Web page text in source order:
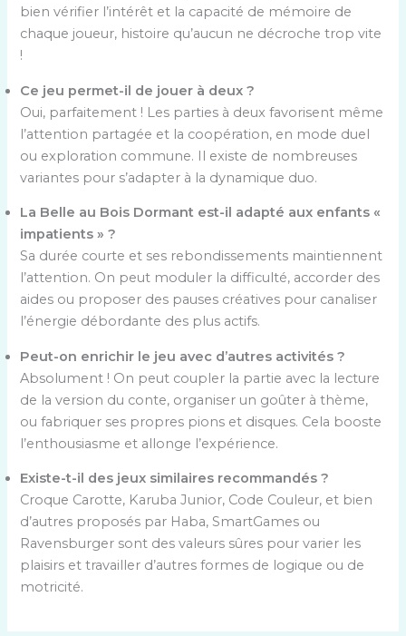
bien vérifier l’intérêt et la capacité de mémoire de
chaque joueur, histoire qu’aucun ne décroche trop vite
!
Ce jeu permet-il de jouer à deux ?
Oui, parfaitement ! Les parties à deux favorisent même
l’attention partagée et la coopération, en mode duel
ou exploration commune. Il existe de nombreuses
variantes pour s’adapter à la dynamique duo.
La Belle au Bois Dormant est-il adapté aux enfants «
impatients » ?
Sa durée courte et ses rebondissements maintiennent
l’attention. On peut moduler la difficulté, accorder des
aides ou proposer des pauses créatives pour canaliser
l’énergie débordante des plus actifs.
Peut-on enrichir le jeu avec d’autres activités ?
Absolument ! On peut coupler la partie avec la lecture
de la version du conte, organiser un goûter à thème,
ou fabriquer ses propres pions et disques. Cela booste
l’enthousiasme et allonge l’expérience.
Existe-t-il des jeux similaires recommandés ?
Croque Carotte, Karuba Junior, Code Couleur, et bien
d’autres proposés par Haba, SmartGames ou
Ravensburger sont des valeurs sûres pour varier les
plaisirs et travailler d’autres formes de logique ou de
motricité.